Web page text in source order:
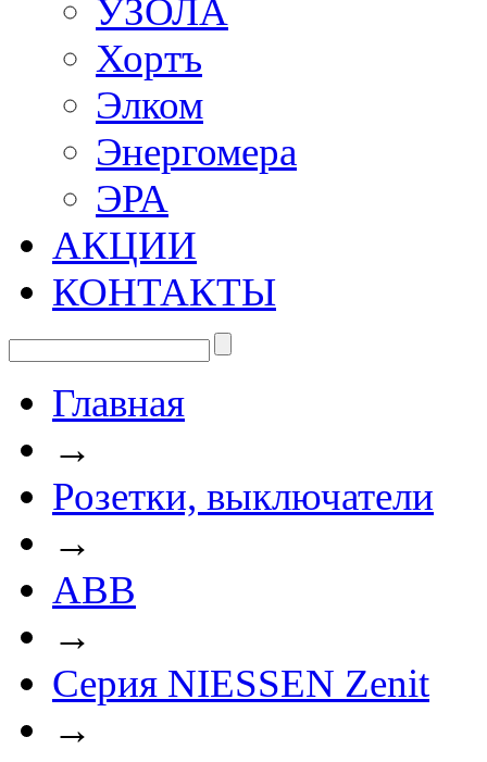
УЗОЛА
Хортъ
Элком
Энергомера
ЭРА
АКЦИИ
КОНТАКТЫ
Главная
→
Розетки, выключатели
→
ABB
→
Серия NIESSEN Zenit
→